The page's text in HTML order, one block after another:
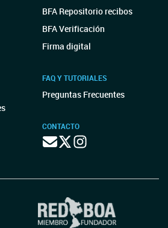
BFA Repositorio recibos
BFA Verificación
Firma digital
FAQ Y TUTORIALES
Preguntas Frecuentes
CONTACTO